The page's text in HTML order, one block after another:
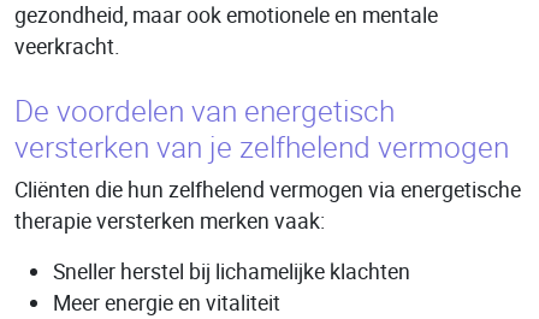
gezondheid, maar ook emotionele en mentale
veerkracht.
De voordelen van energetisch
versterken van je zelfhelend vermogen
Cliënten die hun zelfhelend vermogen via energetische
therapie versterken merken vaak:
Sneller herstel bij lichamelijke klachten
Meer energie en vitaliteit